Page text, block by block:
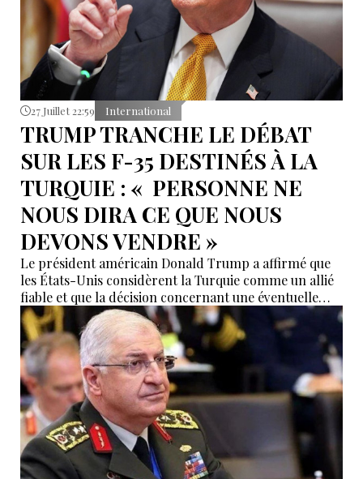
27 Juillet 22:59 International
TRUMP TRANCHE LE DÉBAT
SUR LES F-35 DESTINÉS À LA
TURQUIE : « PERSONNE NE
NOUS DIRA CE QUE NOUS
DEVONS VENDRE »
Le président américain Donald Trump a affirmé que
les États-Unis considèrent la Turquie comme un allié
fiable et que la décision concernant une éventuelle
livraison d'avions de combat F-35 à Ankara ne saurait
être influencée par des pressions extérieures.